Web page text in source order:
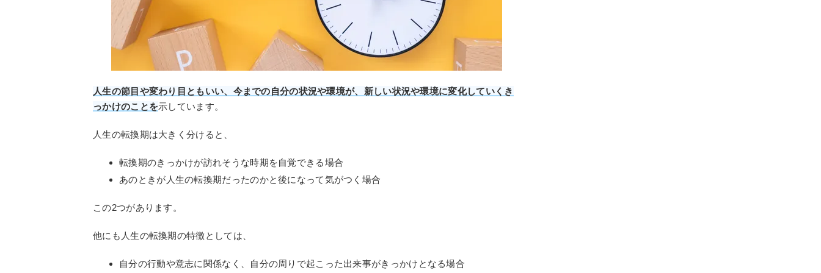
人生の節目や変わり目ともいい、今までの自分の状況や環境が、新しい状況や環境に変化していくき
っかけのことを示しています。
人生の転換期は大きく分けると、
転換期のきっかけが訪れそうな時期を自覚できる場合
あのときが人生の転換期だったのかと後になって気がつく場合
この2つがあります。
他にも人生の転換期の特徴としては、
自分の行動や意志に関係なく、自分の周りで起こった出来事がきっかけとなる場合